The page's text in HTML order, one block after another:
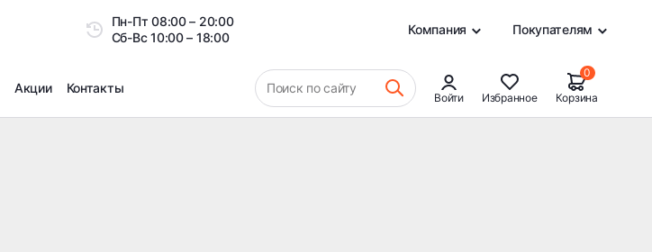
Пн-Пт08:00 – 20:00
Сб-Вс10:00 – 18:00
Компания Покупателям
Акции Контакты Поиск по сайту
Войти Избранное
0
Корзина